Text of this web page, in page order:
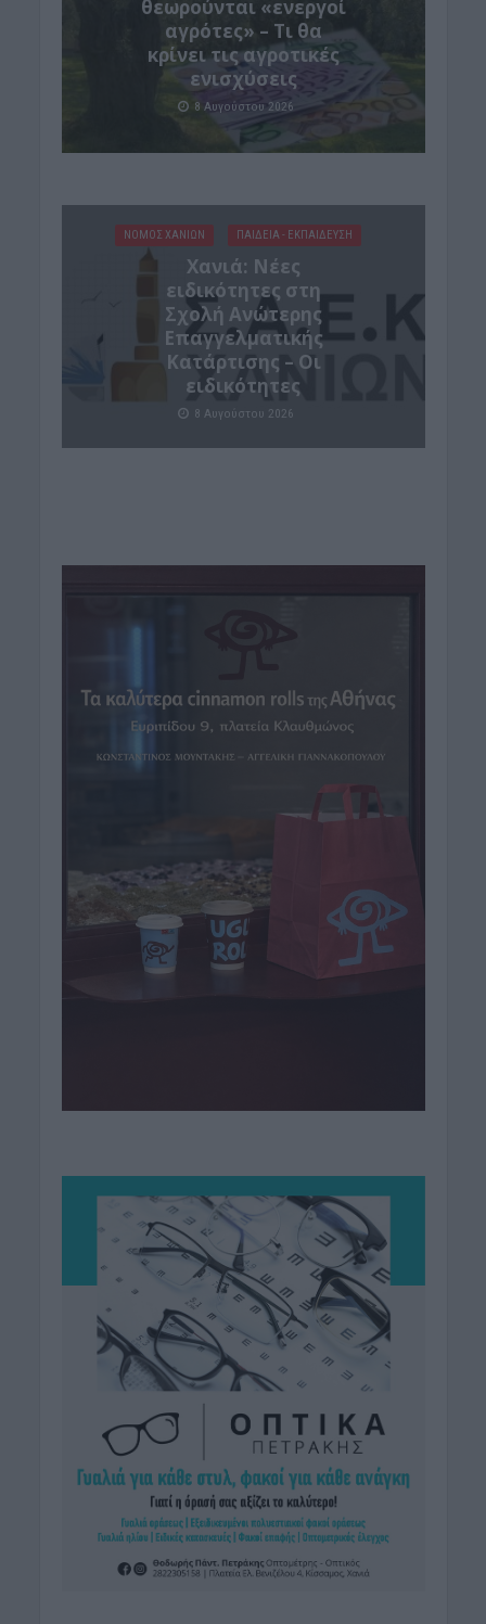
θεωρούνται «ενεργοί
αγρότες» – Τι θα
κρίνει τις αγροτικές
ενισχύσεις
8 Αυγούστου 2026
ΝΟΜΌΣ ΧΑΝΊΩΝ ΠΑΙΔΕΙΑ - ΕΚΠΑΙΔΕΥΣΗ
Χανιά: Νέες
ειδικότητες στη
Σχολή Ανώτερης
Επαγγελματικής
Κατάρτισης – Οι
ειδικότητες
8 Αυγούστου 2026